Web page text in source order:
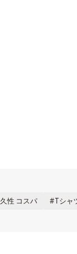
性 コスパ Tシャ